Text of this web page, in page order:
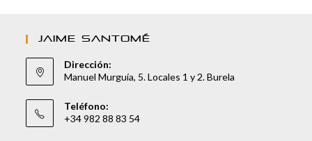
JAIME SANTOMÉ
Dirección:
Manuel Murguía, 5. Locales 1 y 2. Burela
Teléfono:
+34 982 88 83 54